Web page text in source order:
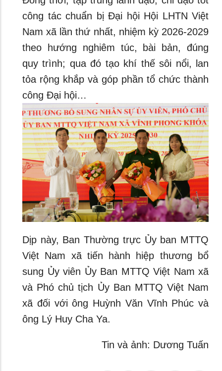
công tác chuẩn bị Đại hội Hội LHTN Việt
Nam xã lần thứ nhất, nhiệm kỳ 2026-2029
theo hướng nghiêm túc, bài bản, đúng
quy trình; qua đó tạo khí thế sôi nổi, lan
tỏa rộng khắp và góp phần tổ chức thành
công Đại hội…
Dịp này, Ban Thường trực Ủy ban MTTQ
Việt Nam xã tiến hành hiệp thương bổ
sung Ủy viên Ủy Ban MTTQ Việt Nam xã
và Phó chủ tịch Ủy Ban MTTQ Việt Nam
xã đối với ông Huỳnh Văn Vĩnh Phúc và
ông Lý Huy Cha Ya.
Tin và ảnh: Dương Tuấn